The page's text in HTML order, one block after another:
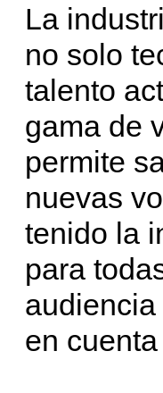
La
no solo
talento
gama de
permite
nuevas
tenido la
para
en